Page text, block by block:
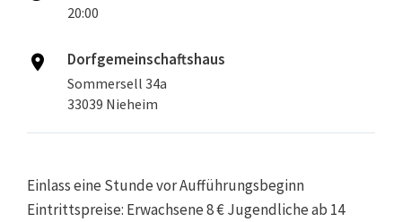
20:00
Dorfgemeinschaftshaus
Sommersell 34a
33039 Nieheim
Einlass eine Stunde vor Aufführungsbeginn
Eintrittspreise: Erwachsene 8 € Jugendliche ab 14